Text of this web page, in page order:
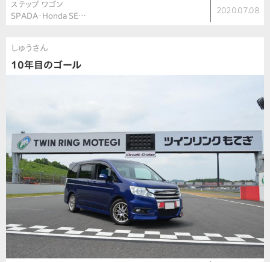
ステップ ワゴン
SPADA・Honda SE…
2020.07.08
しゅうさん
10年目のゴール